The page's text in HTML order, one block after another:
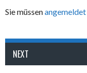
Sie müssenangemeldet
NEXT